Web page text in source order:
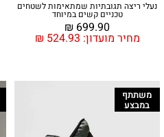
נעלי ריצה תגובתיות שמתאימות לשטחים
טכניים קשים במיוחד
מחיר מועדון: ₪ 524.93
₪ 699.90
משתתף
במבצע